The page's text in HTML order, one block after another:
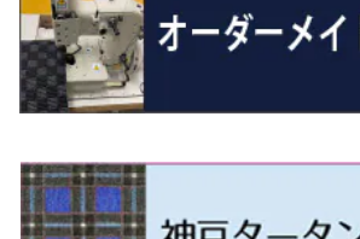
R4/1～ 90系
H26/10～R3/12 80系
エスティマ
H18/1～H24/5（前期）
H24/5～R1/10（後期）
エスティマ・ハイブリッド
H18/6～H24/5（前期）
オーリス
H29/12～R4/7 20系7人乗
R4/11～ 10系
H3/1～H11/1 S13・S14
H11/1～H14/11 S15
シルフィ
H24/12～R3/10 TB17
ジューク
H22/6～R2/6 F15
スカイライン
H22/11～H28/3 120系
フォレスター
H14/2～ SG/SH/SJ/SK系
プレオ
H22/4～H30/3 L275/285
プレオプラス
H17/9～ DG64/DG17
スクラムトラック
H25/9～ DG16T
デミオ
H19/7～R1/7 DE/DJ系
ビアンテ
H11/1～ S200/S500系
ブーン
H28/4～R5/12 M700系
ミラ
H18/12～ L275/285
ミラ・イース
R7/4～ JC74W
ジムニーワイド/ジムニーシエラ
H10/1～H14/1 JB33/43W
H14/1～ JB43/74W
スイフト/スイフトスポーツ
H22/9～ スイフト
スペーシア/スペーシアカスタム/スペーシア
H26/2～ DS17/64W
ディグニティ
H24/7～H29/1 BHGY51
デリカＤ：２
H23/3～ MB系
デリカＤ：３
R6/10~ JJ3
N‐WGN/N‐WGNカスタム
H25/11～ JH1・JH2・JH3・JH4
S660
H27/4～R3/12 JW5
WR-V
H23/5～H27/7 3CCAX
H27/7～ 3CC/3CD系
ザ・ビートル
H24/4～R3/4 16C系
ポロ
H21/10～H30/3 6RC系
H26/5～R2/6
ＧＬＥクラス
R1/6～
Ｓクラス
H25/10～R3/10
Ｖクラス